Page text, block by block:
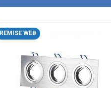
REMISE WEB